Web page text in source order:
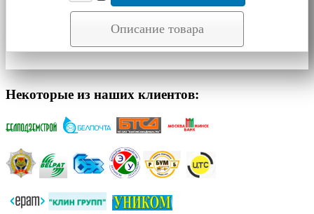
Описание товара
Некоторые из наших клиентов: